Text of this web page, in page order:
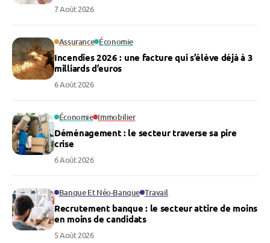
7 Août 2026
Assurance Économie
Incendies 2026 : une facture qui s’élève déjà à 3
milliards d’euros
6 Août 2026
Économie Immobilier
Déménagement : le secteur traverse sa pire
crise
6 Août 2026
Banque Et Néo-Banque Travail
Recrutement banque : le secteur attire de moins
en moins de candidats
5 Août 2026